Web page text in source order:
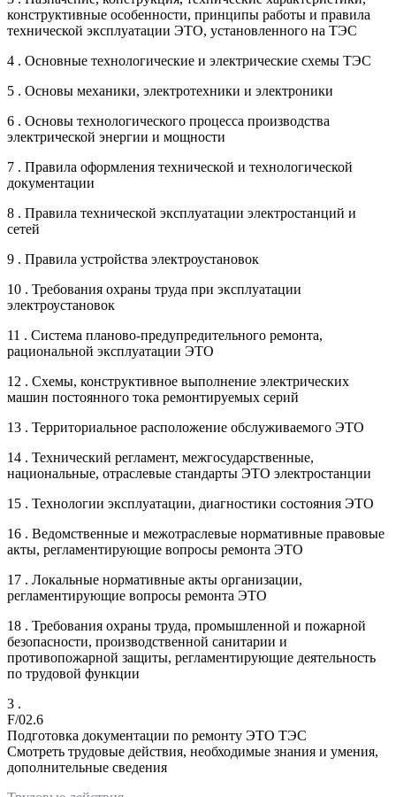
конструктивные особенности, принципы работы и правила
технической эксплуатации ЭТО, установленного на ТЭС
4 . Основные технологические и электрические схемы ТЭС
5 . Основы механики, электротехники и электроники
6 . Основы технологического процесса производства
электрической энергии и мощности
7 . Правила оформления технической и технологической
документации
8 . Правила технической эксплуатации электростанций и
сетей
9 . Правила устройства электроустановок
10 . Требования охраны труда при эксплуатации
электроустановок
11 . Система планово-предупредительного ремонта,
рациональной эксплуатации ЭТО
12 . Схемы, конструктивное выполнение электрических
машин постоянного тока ремонтируемых серий
13 . Территориальное расположение обслуживаемого ЭТО
14 . Технический регламент, межгосударственные,
национальные, отраслевые стандарты ЭТО электростанции
15 . Технологии эксплуатации, диагностики состояния ЭТО
16 . Ведомственные и межотраслевые нормативные правовые
акты, регламентирующие вопросы ремонта ЭТО
17 . Локальные нормативные акты организации,
регламентирующие вопросы ремонта ЭТО
18 . Требования охраны труда, промышленной и пожарной
безопасности, производственной санитарии и
противопожарной защиты, регламентирующие деятельность
по трудовой функции
3 .
F/02.6
Подготовка документации по ремонту ЭТО ТЭС
Смотреть трудовые действия, необходимые знания и умения,
дополнительные сведения